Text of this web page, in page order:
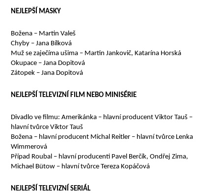
NEJLEPŠÍ MASKY
Božena – Martin Valeš
Chyby – Jana Bílková
Muž se zaječíma ušima – Martin Jankovič, Katarína Horská
Okupace – Jana Dopitová
Zátopek – Jana Dopitová
NEJLEPŠÍ TELEVIZNÍ FILM NEBO MINISÉRIE
Divadlo ve filmu: Amerikánka – hlavní producent Viktor Tauš –
hlavní tvůrce Viktor Tauš
Božena – hlavní producent Michal Reitler – hlavní tvůrce Lenka
Wimmerová
Případ Roubal – hlavní producenti Pavel Berčík, Ondřej Zima,
Michael Bütow – hlavní tvůrce Tereza Kopáčová
NEJLEPŠÍ TELEVIZNÍ SERIÁL